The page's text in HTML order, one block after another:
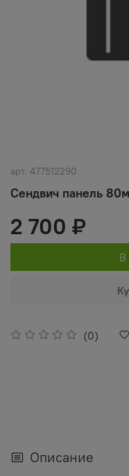
арт. 477512290
Сендвич панель
(0)
2 700 ₽
В
Описание